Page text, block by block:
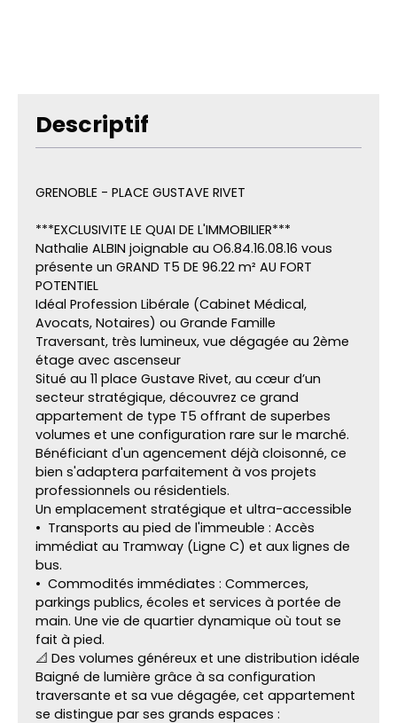
Descriptif
GRENOBLE - PLACE GUSTAVE RIVET
***EXCLUSIVITE LE QUAI DE L'IMMOBILIER***
Nathalie ALBIN joignable au O6.84.16.08.16 vous
présente un GRAND T5 DE 96.22 m² AU FORT
POTENTIEL
Idéal Profession Libérale (Cabinet Médical,
Avocats, Notaires) ou Grande Famille
Traversant, très lumineux, vue dégagée au 2ème
étage avec ascenseur
Situé au 11 place Gustave Rivet, au cœur d’un
secteur stratégique, découvrez ce grand
appartement de type T5 offrant de superbes
volumes et une configuration rare sur le marché.
Bénéficiant d'un agencement déjà cloisonné, ce
bien s'adaptera parfaitement à vos projets
professionnels ou résidentiels.
Un emplacement stratégique et ultra-accessible
Transports au pied de l'immeuble : Accès
immédiat au Tramway (Ligne C) et aux lignes de
bus.
Commodités immédiates : Commerces,
parkings publics, écoles et services à portée de
main. Une vie de quartier dynamique où tout se
fait à pied.
📐 Des volumes généreux et une distribution idéale
Baigné de lumière grâce à sa configuration
traversante et sa vue dégagée, cet appartement
se distingue par ses grands espaces :